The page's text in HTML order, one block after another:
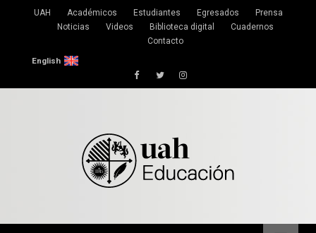
UAH Académicos Estudiantes Egresados
Prensa
Noticias
Videos Biblioteca digital
Cuadernos
Contacto
English
FacebookTwitterInstagram